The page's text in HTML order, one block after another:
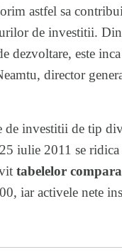
astfel sa
de investitii.
este inca
director
de investitii de tip
iulie 2011 se
tabelelor
iar activele nete